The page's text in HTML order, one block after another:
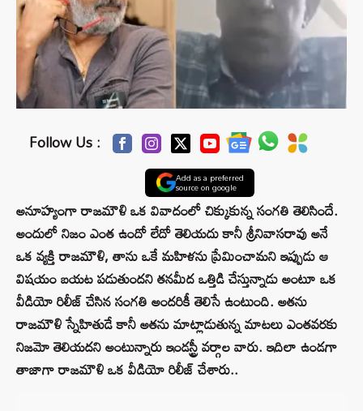
Follow Us :
Add as a preferred
source on google
అనూహ్యంగా రాజమౌళి ఒక వివాదంలో చిక్కుకున్న సంగతి తెలిసిందే.
అందులో నిజం ఎంత ఉందో లేదో తెలియదు కానీ శ్రీనివాసరావు అనే
ఒక వ్యక్తి రాజమౌళి, తాను ఒకే మహిళను ప్రేమించామని ఇప్పుడు ఆ
విషయం బయట పడుతుందని తనమీద ఒత్తిడి చేస్తున్నాడు అంటూ ఒక
వీడియో రిలీజ్ చేసిన సంగతి అందరికీ తెలిసే ఉంటుంది. అతను
రాజమౌళి స్నేహితుడే కానీ అతను మాట్లాడుతున్న మాటలు ఎంతవరకు
నిజమో తెలియదని అంటున్నారు ఇండస్ట్రీ వర్గాల వారు. ఇదిలా ఉండగా
తాజాగా రాజమౌళి ఒక వీడియో రిలీజ్ చేశారు..